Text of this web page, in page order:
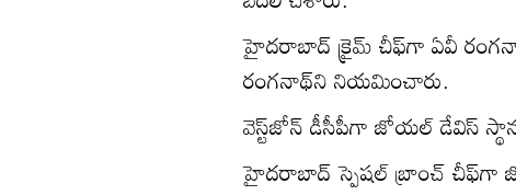
హైదరాబాద్‌ క్రైమ్‌ చీఫ్‌గా ఏవీ
రంగనాథ్‌ని నియమించారు.
వెస్ట్‌జోన్‌ డీసీపీగా జోయల్ డేవిస్
హైదరాబాద్‌ స్పెషల్‌ బ్రాంచ్‌ చీఫ్‌గా